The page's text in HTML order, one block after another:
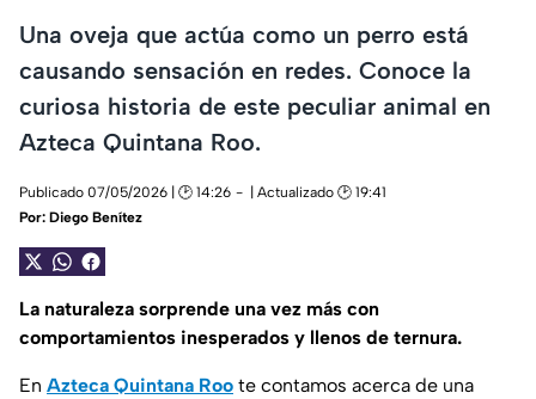
Una oveja que actúa como un perro está
causando sensación en redes. Conoce la
curiosa historia de este peculiar animal en
Azteca Quintana Roo.
Publicado 07/05/2026 | 🕑 14:26
| Actualizado 🕑 19:41
Por: Diego Benítez
La naturaleza sorprende una vez más con
comportamientos inesperados y llenos de ternura.
En Azteca Quintana Roo te contamos acerca de una